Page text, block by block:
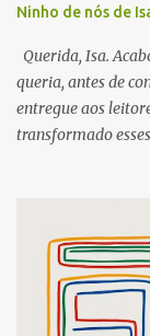
Ninho de nós de
Querida, Isa.
queria, antes de
entregue aos
transformado esses
presente, há um
nas desse leitor
querer de quem
saberes